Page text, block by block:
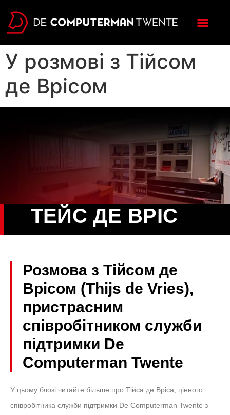
У розмові з Тійсом
де Врісом
ТЕЙС ДЕ ВРІС
Розмова з Тійсом де
Врісом (Thijs de Vries),
пристрасним
співробітником служби
підтримки De
Computerman Twente
У цьому блозі читайте більше про Тійса де Вріса, цінного
співробітника служби підтримки De Computerman Twente з